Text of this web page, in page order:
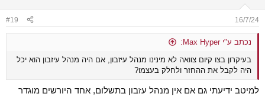
16/7/24
#19
נכתב ע"י Max Hyper:
בעיקרון בצו קיום צוואה לא מינינו מנהל עיזבון, אם היה מנהל עיזבון הוא יכל
היה לקבל את ההחזר ולחלק בעצמו?
למיטב ידיעתי גם אם אין מנהל עזבון בתשלום, אחד היורשים מוגדר